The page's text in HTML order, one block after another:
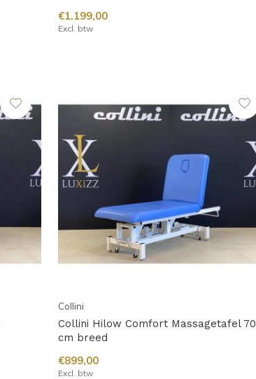
€1.199,00
Excl. btw
Collini
Collini Hilow Comfort Massagetafel 70
cm breed
€899,00
Excl. btw